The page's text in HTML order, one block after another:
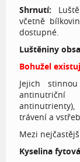
Shrnutí:
včetně
dostupné.
Luštěniny
Bohužel
Jejich
antinutriční
trávení a
Mezi
Kyselina fytová